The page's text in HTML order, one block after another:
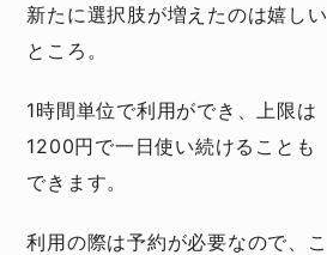
新たに選択肢が増えたのは嬉しい
ところ。
1時間単位で利用ができ、上限は
1200円で一日使い続けることも
できます。
利用の際は予約が必要なので、こ